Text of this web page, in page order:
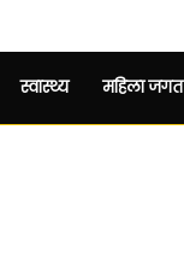
स्वास्थ्य महिला जगत